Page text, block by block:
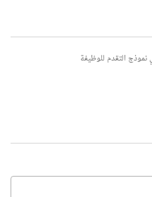
التقدم للوظيفة